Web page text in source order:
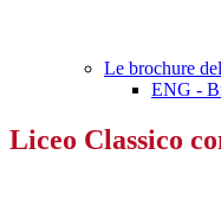
Le brochure
ENG -
Liceo Classico